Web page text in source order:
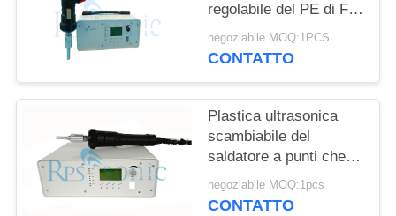
regolabile del PE di For
pp del saldatore di
600w 35Khz
negoziabile MOQ:1PCS
CONTATTO
Plastica ultrasonica
scambiabile del
saldatore a punti che
rivetta il saldatore
ultrasonico della mano
negoziabile MOQ:1pcs
CONTATTO